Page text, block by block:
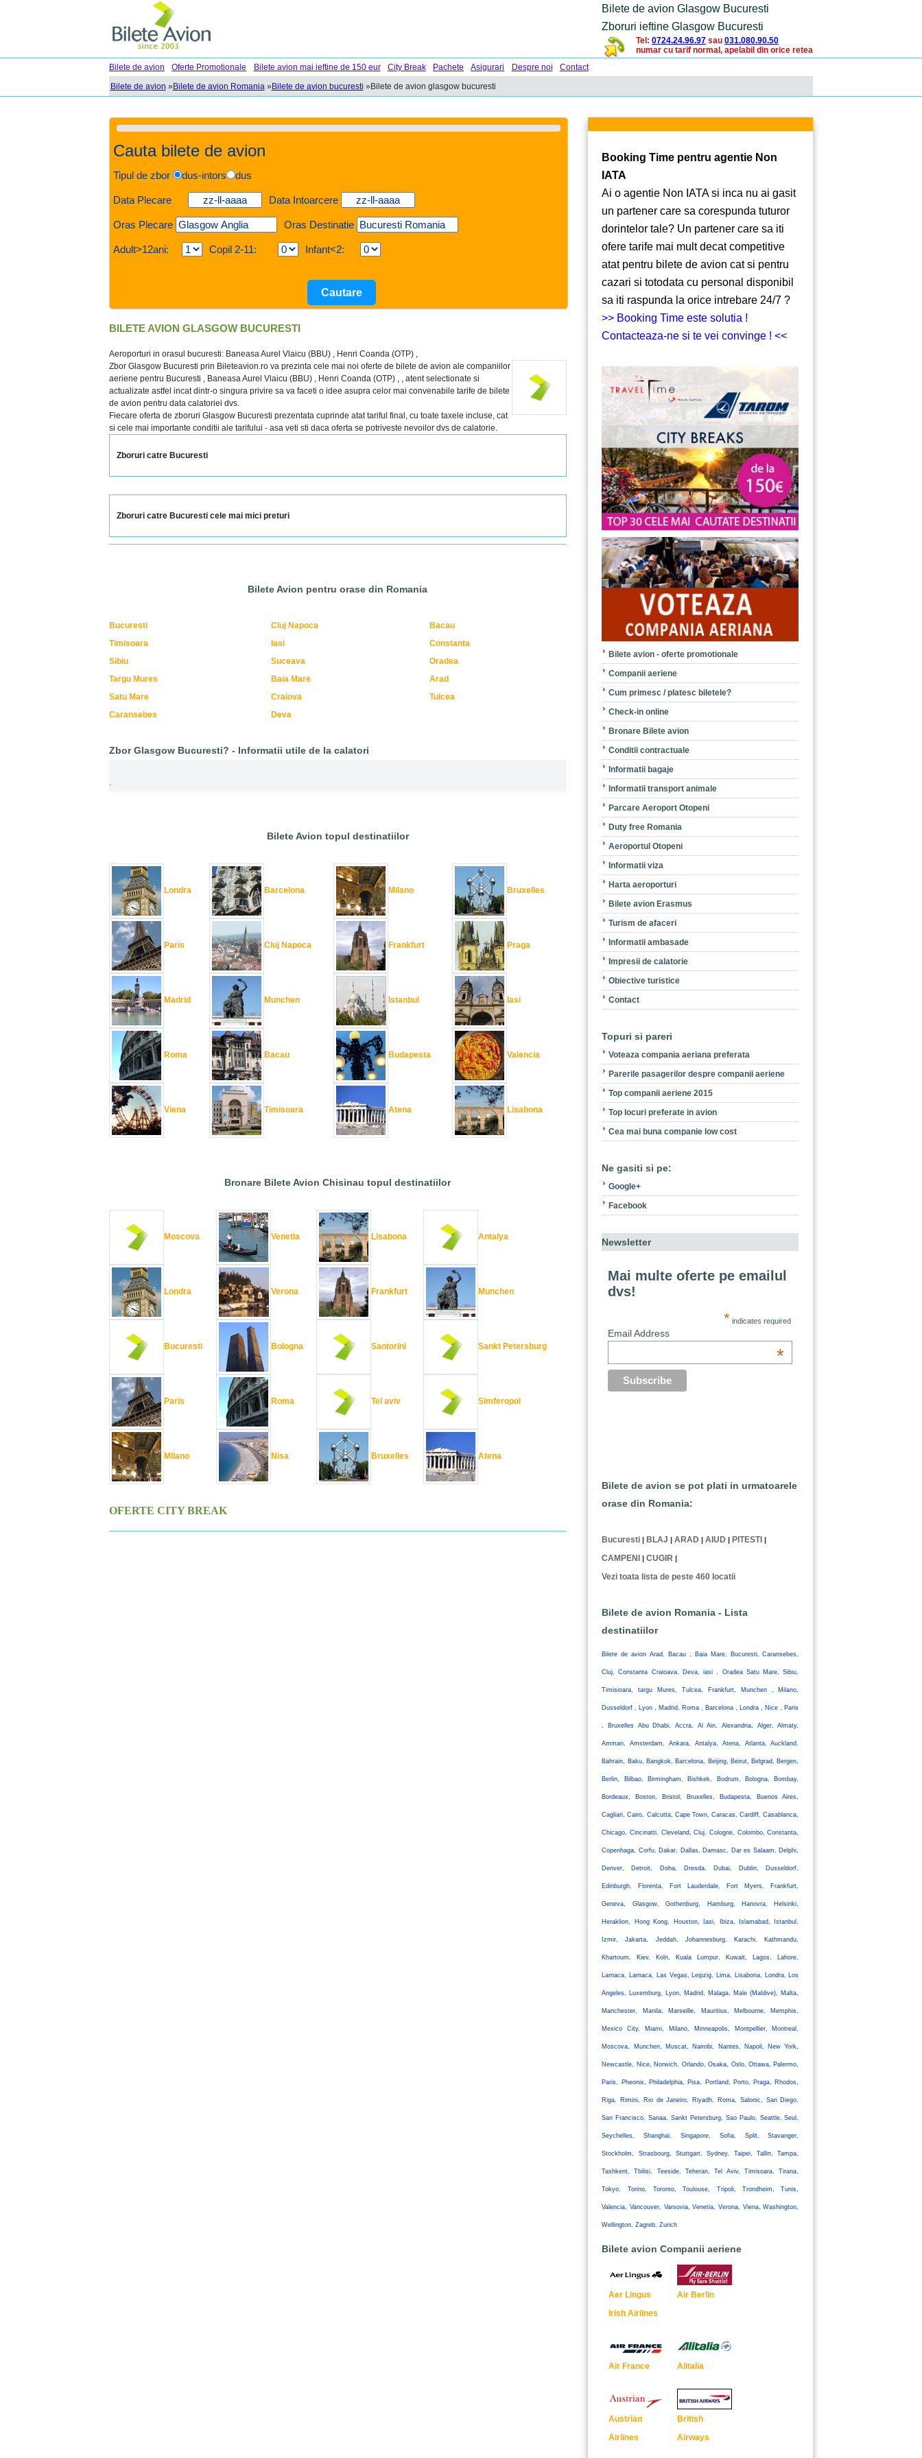
Bilete de avion Glasgow Bucuresti
Zboruri ieftine Glasgow Bucuresti
Tel: 0724.24.96.97 sau 031.080.90.50
numar cu tarif normal, apelabil din orice retea
Bilete de avion
Oferte Promotionale Bilete avion mai ieftine de 150 eur City Break Pachete Asigurari Despre noi
Contact
Bilete de avion »Bilete de avion Romania »Bilete de avion bucuresti »Bilete de avion glasgow bucuresti
Cauta bilete de avion
Tipul de zbor dus-intors dus
Data Plecare Data Intoarcere
Oras Plecare Oras Destinatie
Adult>12ani: Copil 2-11: Infant<2:
BILETE AVION GLASGOW BUCURESTI
Aeroporturi in orasul bucuresti: Baneasa Aurel Vlaicu (BBU) , Henri Coanda (OTP) ,
Zbor Glasgow Bucuresti prin Bileteavion.ro va prezinta cele mai noi oferte de bilete de avion ale companiilor
aeriene pentru Bucuresti , Baneasa Aurel Vlaicu (BBU) , Henri Coanda (OTP) , , atent selectionate si
actualizate astfel incat dintr-o singura privire sa va faceti o idee asupra celor mai convenabile tarife de bilete
de avion pentru data calatoriei dvs.
Fiecare oferta de zboruri Glasgow Bucuresti prezentata cuprinde atat tariful final, cu toate taxele incluse, cat
si cele mai importante conditii ale tarifului - asa veti sti daca oferta se potriveste nevoilor dvs de calatorie.
Zboruri catre Bucuresti
Zboruri catre Bucuresti cele mai mici preturi
Bilete Avion pentru orase din Romania
Bucuresti Cluj Napoca
Bacau
Timisoara
Iasi
Constanta
Sibiu
Suceava
Oradea
Targu Mures
Baia Mare
Arad
Satu Mare
Craiova
Tulcea
Caransebes
Deva
Zbor Glasgow Bucuresti? - Informatii utile de la calatori
.
Bilete Avion topul destinatiilor
Londra
Paris
Madrid
Roma
Viena
Barcelona
Cluj Napoca
Munchen
Bacau
Timisoara
Milano
Frankfurt
Istanbul
Budapesta
Atena
Bruxelles
Praga
Iasi
Valencia
Lisabona
Bronare Bilete Avion Chisinau topul destinatiilor
Moscova
Londra
Bucuresti
Paris
Milano
Venetia
Verona
Bologna
Roma
Nisa
Lisabona
Frankfurt
Santorini
Tel aviv
Bruxelles
Antalya
Munchen
Sankt Petersburg
Simferopol
Atena
OFERTE CITY BREAK
Booking Time pentru agentie Non
IATA
Ai o agentie Non IATA si inca nu ai gasit
un partener care sa corespunda tuturor
dorintelor tale? Un partener care sa iti
ofere tarife mai mult decat competitive
atat pentru bilete de avion cat si pentru
cazari si totodata cu personal disponibil
sa iti raspunda la orice intrebare 24/7 ?
>> Booking Time este solutia !
Contacteaza-ne si te vei convinge ! <<
Bilete avion - oferte promotionale
Companii aeriene
Cum primesc / platesc biletele?
Check-in online
Bronare Bilete avion
Conditii contractuale
Informatii bagaje
Informatii transport animale
Parcare Aeroport Otopeni
Duty free Romania
Aeroportul Otopeni
Informatii viza
Harta aeroporturi
Bilete avion Erasmus
Turism de afaceri
Informatii ambasade
Impresii de calatorie
Obiective turistice
Contact
Topuri si pareri
Voteaza compania aeriana preferata
Parerile pasagerilor despre companii aeriene
Top companii aeriene 2015
Top locuri preferate in avion
Cea mai buna companie low cost
Ne gasiti si pe:
Google+
Facebook
Newsletter
Mai multe oferte pe emailul
dvs!
* indicates required
Email Address
*
Bilete de avion se pot plati in urmatoarele
orase din Romania:
Bucuresti | BLAJ |ARAD |AIUD | PITESTI |
CAMPENI |CUGIR |
Vezi toata lista de peste 460 locatii
Bilete de avion Romania - Lista
destinatiilor
Bilete de avion Arad, Bacau , Baia Mare, Bucuresti, Caransebes,
Cluj, Constanta Craioava, Deva, iasi , Oradea Satu Mare, Sibiu,
Timisioara, targu Mures, Tulcea, Frankfurt, Munchen , Milano,
Dusseldorf , Lyon , Madrid, Roma , Barcelona , Londra , Nice , Paris
, Bruxelles Abu Dhabi, Accra, Al Ain, Alexandria, Alger, Almaty,
Amman, Amsterdam, Ankara, Antalya, Atena, Atlanta, Auckland,
Bahrain, Baku, Bangkok, Barcelona, Beijing, Beirut, Belgrad, Bergen,
Berlin, Bilbao, Birmingham, Bishkek, Bodrum, Bologna, Bombay,
Bordeaux, Boston, Bristol, Bruxelles, Budapesta, Buenos Aires,
Cagliari, Cairo, Calcutta, Cape Town, Caracas, Cardiff, Casablanca,
Chicago, Cincinatti, Cleveland, Cluj, Cologne, Colombo, Constanta,
Copenhaga, Corfu, Dakar, Dallas, Damasc, Dar es Salaam, Delphi,
Denver, Detroit, Doha, Dresda, Dubai, Dublin, Dusseldorf,
Edinburgh, Florenta, Fort Lauderdale, Fort Myers, Frankfurt,
Geneva, Glasgow, Gothenburg, Hamburg, Hanovra, Helsinki,
Heraklion, Hong Kong, Houston, Iasi, Ibiza, Islamabad, Istanbul,
Izmir, Jakarta, Jeddah, Johannesburg, Karachi, Kathmandu,
Khartoum, Kiev, Koln, Kuala Lumpur, Kuwait, Lagos, Lahore,
Larnaca, Larnaca, Las Vegas, Leipzig, Lima, Lisabona, Londra, Los
Angeles, Luxemburg, Lyon, Madrid, Malaga, Male (Maldive), Malta,
Manchester, Manila, Marseille, Mauritius, Melbourne, Memphis,
Mexico City, Miami, Milano, Minneapolis, Montpellier, Montreal,
Moscova, Munchen, Muscat, Nairobi, Nantes, Napoli, New York,
Newcastle, Nice, Norwich, Orlando, Osaka, Oslo, Ottawa, Palermo,
Paris, Pheonix, Philadelphia, Pisa, Portland, Porto, Praga, Rhodos,
Riga, Rimini, Rio de Janeiro, Riyadh, Roma, Salonic, San Diego,
San Francisco, Sanaa, Sankt Petersburg, Sao Paulo, Seattle, Seul,
Seychelles, Shanghai, Singapore, Sofia, Split, Stavanger,
Stockholm, Strasbourg, Stuttgart, Sydney, Taipei, Tallin, Tampa,
Tashkent, Tbilisi, Teeside, Teheran, Tel Aviv, Timisoara, Tirana,
Tokyo, Torino, Toronto, Toulouse, Tripoli, Trondheim, Tunis,
Valencia, Vancouver, Varsovia, Venetia, Verona, Viena, Washington,
Wellington, Zagreb, Zurich
Bilete avion Companii aeriene
Aer Lingus
Irish Airlines
Air Berlin
Air France Alitalia
Austrian
Airlines
British
Airways